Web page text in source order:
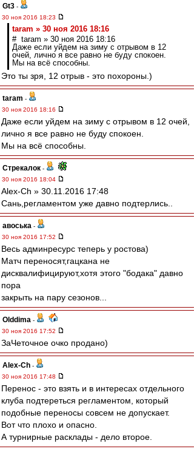
Gt3 -
30 ноя 2016 18:23
taram » 30 ноя 2016 18:16
# taram » 30 ноя 2016 18:16
Даже если уйдем на зиму с отрывом в 12
очей, лично я все равно не буду спокоен.
Мы на всё способны.
Это ты зря, 12 отрыв - это похороны.)
taram -
30 ноя 2016 18:16
Даже если уйдем на зиму с отрывом в 12 очей,
лично я все равно не буду спокоен.
Мы на всё способны.
Стрекалок -
30 ноя 2016 18:04
Alex-Ch » 30.11.2016 17:48
Сань,регламентом уже давно подтерлись..
авоська -
30 ноя 2016 17:52
Весь админресурс теперь у ростова)
Матч переносят,гацкана не
дисквалифицируют,хотя этого "бодака" давно
пора
закрыть на пару сезонов...
Olddima -
30 ноя 2016 17:52
ЗаЧеточное очко продано)
Alex-Ch -
30 ноя 2016 17:48
Перенос - это взять и в интересах отдельного
клуба подтереться регламентом, который
подобные переносы совсем не допускает.
Вот что плохо и опасно.
А турнирные расклады - дело второе.